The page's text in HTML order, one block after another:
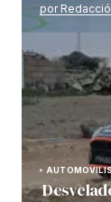
por